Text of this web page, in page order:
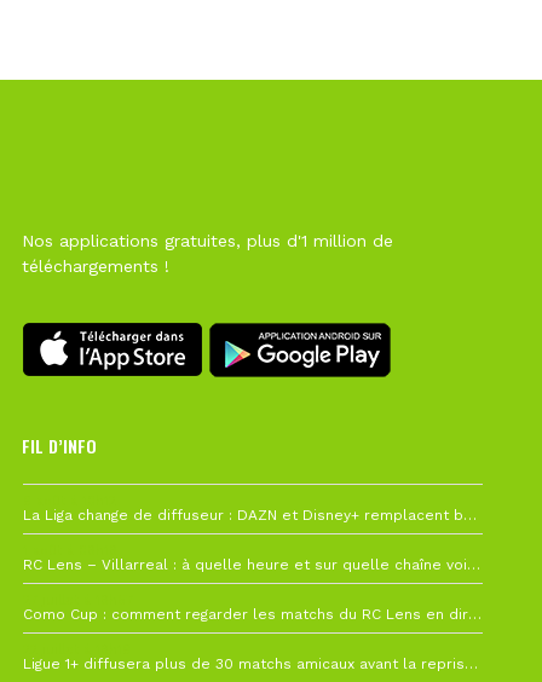
Nos applications gratuites, plus d'1 million de
téléchargements !
FIL D’INFO
La Liga change de diffuseur : DAZN et Disney+ remplacent beIN Sports !
RC Lens – Villarreal : à quelle heure et sur quelle chaîne voir la finale de la Como Cup ?
Como Cup : comment regarder les matchs du RC Lens en direct ?
Ligue 1+ diffusera plus de 30 matchs amicaux avant la reprise de la Ligue 1